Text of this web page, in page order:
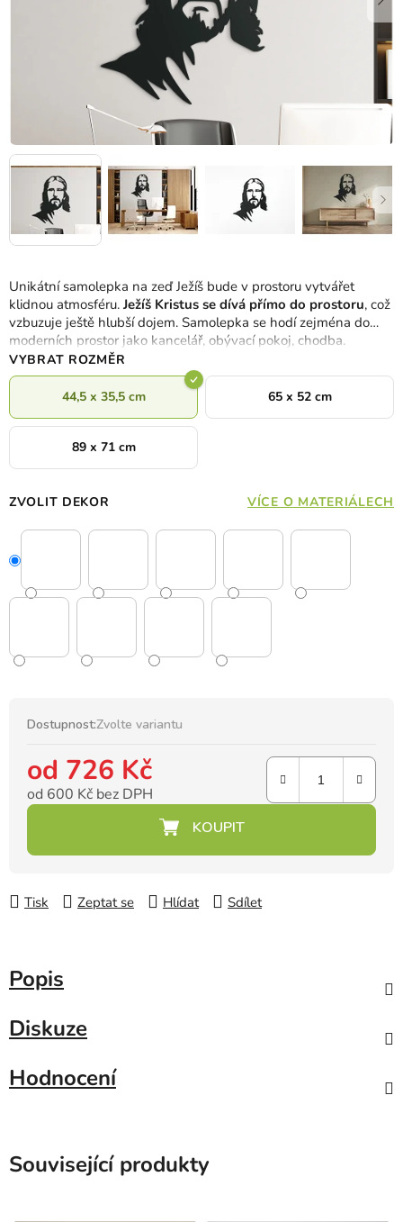
Unikátní samolepka na zeď Ježíš bude v prostoru vytvářet
klidnou atmosféru. Ježíš Kristus se dívá přímo do prostoru, což
vzbuzuje ještě hlubší dojem. Samolepka se hodí zejména do
moderních prostor jako kancelář, obývací pokoj, chodba.
VYBRAT ROZMĚR
44,5 x 35,5 cm 65 x 52 cm
89 x 71 cm
ZVOLIT DEKOR VÍCE O MATERIÁLECH
Dostupnost:Zvolte variantu
od 726 Kč
od 600 Kč bez DPH
Měrná cena:
Tisk Zeptat se Hlídat Sdílet
Popis
Diskuze
Hodnocení
Související produkty